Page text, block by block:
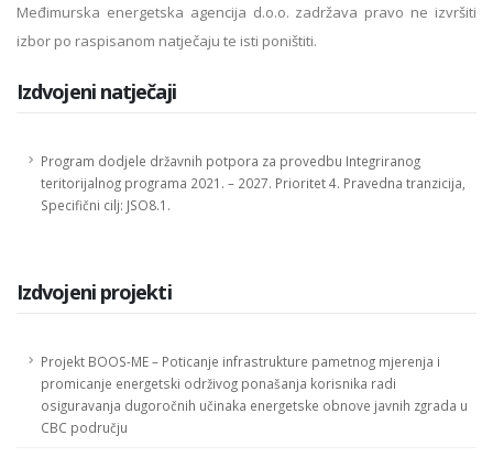
Međimurska energetska agencija d.o.o. zadržava pravo ne izvršiti
izbor po raspisanom natječaju te isti poništiti.
Izdvojeni natječaji
Program dodjele državnih potpora za provedbu Integriranog
teritorijalnog programa 2021. – 2027. Prioritet 4. Pravedna tranzicija,
Specifični cilj: JSO8.1.
Izdvojeni projekti
Projekt BOOS-ME – Poticanje infrastrukture pametnog mjerenja i
promicanje energetski održivog ponašanja korisnika radi
osiguravanja dugoročnih učinaka energetske obnove javnih zgrada u
CBC području